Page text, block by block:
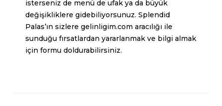
isterseniz de menü de ufak ya da büyük
değişikliklere gidebiliyorsunuz. Splendid
Palas’ın sizlere gelinligim.com aracılığı ile
sunduğu fırsatlardan yararlanmak ve bilgi almak
için formu doldurabilirsiniz.